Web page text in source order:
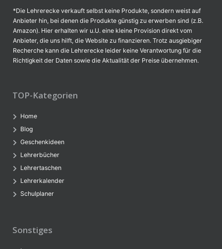
*Die Lehrerecke verkauft selbst keine Produkte, sondern weist auf
Anbieter hin, bei denen die Produkte günstig zu erwerben sind (z.B.
Amazon). Hier erhalten wir u.U. eine kleine Provision direkt vom
Anbieter, die uns hilft, die Website zu finanzieren. Trotz ausgiebiger
Recherche kann die Lehrerecke leider keine Verantwortung für die
Richtigkeit der Daten sowie die Aktualität der Preise übernehmen.
TOP-Kategorien
Home
Blog
Geschenkideen
Lehrerbücher
Lehrertaschen
Lehrerkalender
Schulplaner
Sonstiges